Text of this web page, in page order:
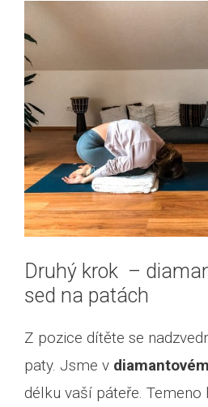
Druhý krok –
sed na patách
Z pozice dítěte se
paty. Jsme v
délku vaší páteře. Temeno